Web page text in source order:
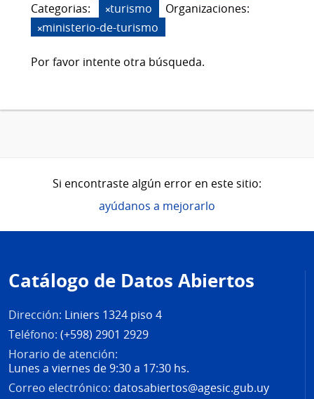
Categorias:
turismo
Organizaciones:
ministerio-de-turismo
Por favor intente otra búsqueda.
Si encontraste algún error en este sitio:
ayúdanos a mejorarlo
de
página
Catálogo de Datos Abiertos
Dirección: Liniers 1324 piso 4
Teléfono: (+598) 2901 2929
Horario de atención:
Lunes a viernes de 9:30 a 17:30 hs.
Correo electrónico: datosabiertos@agesic.gub.uy